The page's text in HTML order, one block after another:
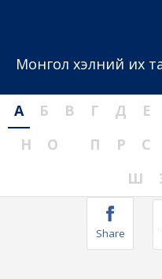
Монгол хэлний их
А Б В Г Д Е
Н
О П Р С
Ш
Share